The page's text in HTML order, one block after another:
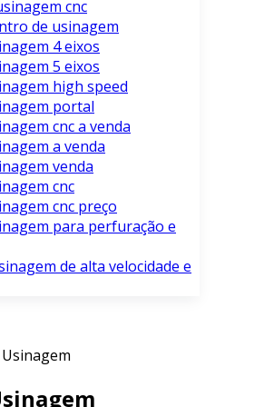
cnc
de usinagem
4 eixos
5 eixos
high speed
portal
cnc a venda
a venda
venda
cnc
cnc preço
para perfuração e
de alta velocidade e